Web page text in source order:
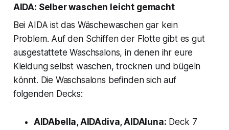
AIDA: Selber waschen leicht gemacht
Bei AIDA ist das Wäschewaschen gar kein
Problem. Auf den Schiffen der Flotte gibt es gut
ausgestattete Waschsalons, in denen ihr eure
Kleidung selbst waschen, trocknen und bügeln
könnt. Die Waschsalons befinden sich auf
folgenden Decks:
AIDAbella, AIDAdiva, AIDAluna: Deck 7